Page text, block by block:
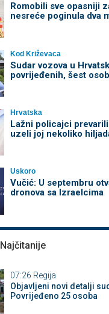
Romobili sve opasniji
nesreće poginula dva
Kod Križevaca
Sudar vozova u
povrijeđenih, šest
Hrvatska
Lažni policajci
uzeli joj nekoliko
Uskoro
Vučić: U septembru
dronova sa Izraelcima
Najčitanije
07:26 Regija
Objavljeni novi detalji
Povrijeđeno 25 osoba